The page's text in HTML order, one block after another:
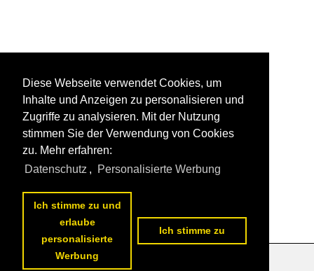
Diese Webseite verwendet Cookies, um
Inhalte und Anzeigen zu personalisieren und
Zugriffe zu analysieren. Mit der Nutzung
stimmen Sie der Verwendung von Cookies
zu. Mehr erfahren:
Datenschutz , Personalisierte Werbung
Ich stimme zu und
erlaube
personalisierte
Werbung
Ich stimme zu